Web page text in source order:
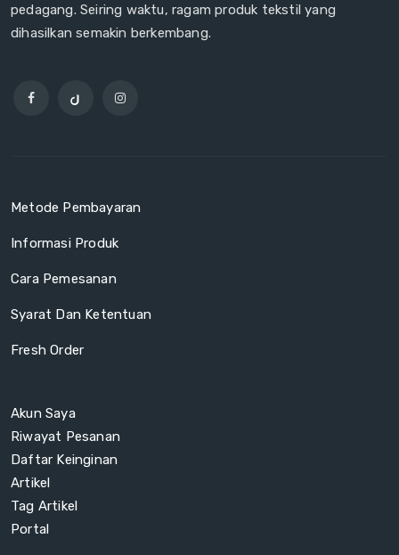
pedagang. Seiring waktu, ragam produk tekstil yang
dihasilkan semakin berkembang.
Metode Pembayaran
Informasi Produk
Cara Pemesanan
Syarat Dan Ketentuan
Fresh Order
Akun Saya
Riwayat Pesanan
Daftar Keinginan
Artikel
Tag Artikel
Portal